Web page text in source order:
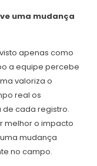
uma mudança
apenas como
a equipe percebe
valoriza o
real os
cada registro.
melhor o impacto
mudança
no campo.